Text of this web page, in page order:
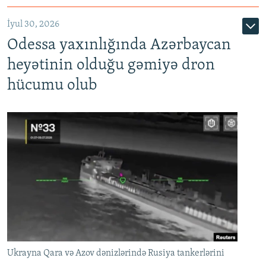
İyul 30, 2026
Odessa yaxınlığında Azərbaycan
heyətinin olduğu gəmiyə dron
hücumu olub
Ukrayna Qara və Azov dənizlərində Rusiya tankerlərini